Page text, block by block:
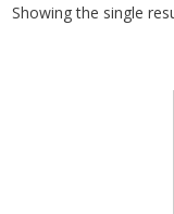
Showing the single